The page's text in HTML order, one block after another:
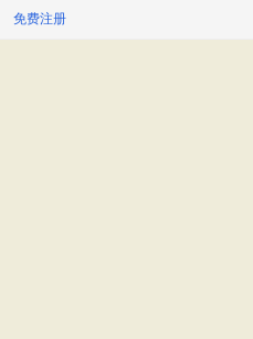
免费注册